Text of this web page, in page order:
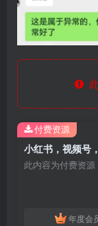
此
此内容为付费资
年度会
付费资源